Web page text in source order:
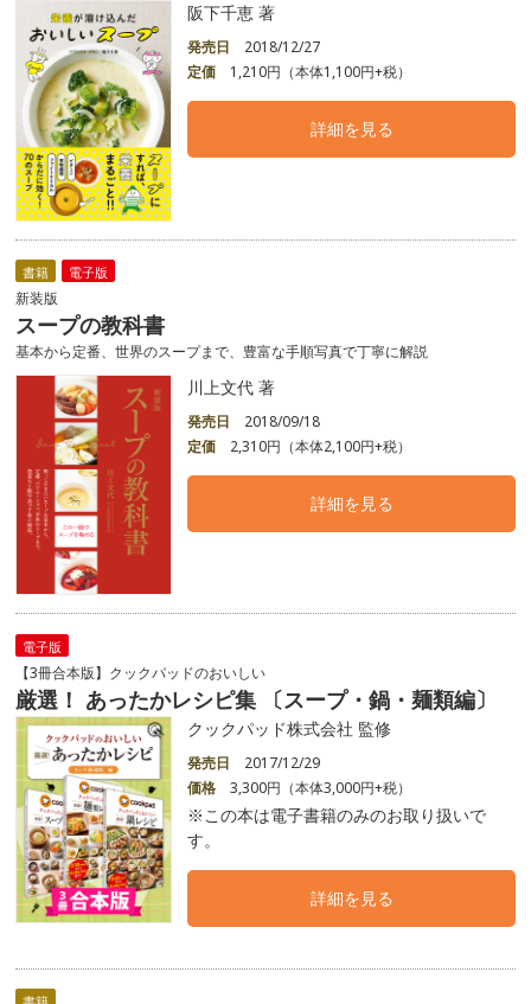
阪下千恵 著
発売日
2018/12/27
定価
1,210円（本体1,100円+税）
詳細を見る
書籍 電子版
新装版
スープの教科書
基本から定番、世界のスープまで、豊富な手順写真で丁寧に解説
川上文代 著
発売日
2018/09/18
定価
2,310円（本体2,100円+税）
詳細を見る
電子版
【3冊合本版】クックパッドのおいしい
厳選！ あったかレシピ集 〔スープ・鍋・麺類編〕
クックパッド株式会社 監修
発売日
2017/12/29
価格
3,300円（本体3,000円+税）
※この本は電子書籍のみのお取り扱いで
す。
詳細を見る